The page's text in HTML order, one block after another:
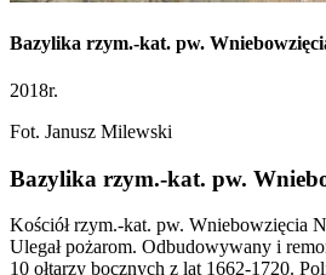
Bazylika rzym.-kat. pw.
2018r.
Fot. Janusz Milewski
Bazylika rzym.-kat. pw.
Kościół rzym.-kat. pw. Wniebowzięcia
Ulegał pożarom. Odbudowywany i
10 ołtarzy bocznych z lat 1662-1720.